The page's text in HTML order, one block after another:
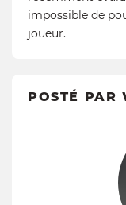
impossible de
joueur.
POSTÉ PAR